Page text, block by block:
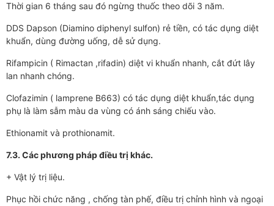
Thời gian 6 tháng sau đó ngừng thuốc theo dõi 3 năm.
DDS Dapson (Diamino diphenyl sulfon) rẻ tiền, có tác dụng diệt
khuẩn, dùng đường uống, dễ sử dụng.
Rifampicin ( Rimactan ,rifadin) diệt vi khuẩn nhanh, cắt đứt lây
lan nhanh chóng.
Clofazimin ( lamprene B663) có tác dụng diệt khuẩn,tác dụng
phụ là làm sẫm màu da vùng có ánh sáng chiếu vào.
Ethionamit và prothionamit.
7.3. Các phương pháp điều trị khác.
+ Vật lý trị liệu.
Phục hồi chức năng , chống tàn phế, điều trị chỉnh hình và ngoại